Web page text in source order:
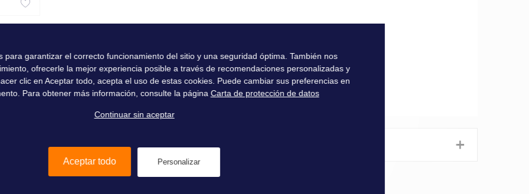
+
para garantizar el correcto funcionamiento del sitio y una seguridad óptima. También nos
ofrecerle la mejor experiencia posible a través de recomendaciones personalizadas y
clic en Aceptar todo, acepta el uso de estas cookies. Puede cambiar sus preferencias en
Para obtener más información, consulte la página Carta de protección de datos
Continuar sin aceptar
Aceptar todo Personalizar